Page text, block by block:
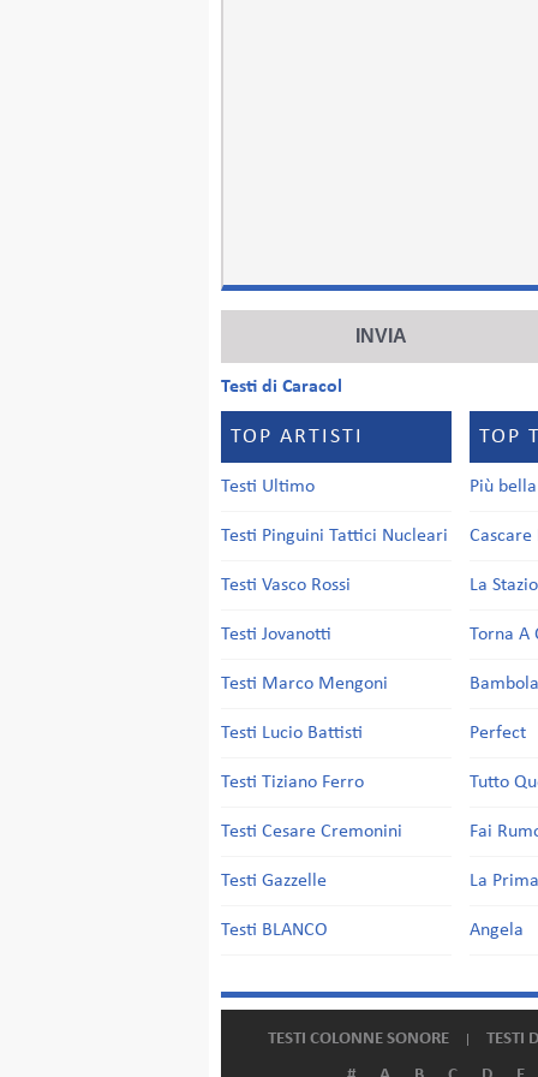
Testi di Caracol
TOP ARTISTI
Testi Ultimo
Testi Pinguini Tattici Nucleari
Testi Vasco Rossi
Testi Jovanotti
Testi Marco Mengoni
Testi Lucio Battisti
Testi Tiziano Ferro
Testi Cesare Cremonini
Testi Gazzelle
Testi BLANCO
TOP
Più
Cascare
La
Torna A
Bambola
Perfect
Tutto
Fai
La
Angela
TESTI COLONNE SONORE TESTI